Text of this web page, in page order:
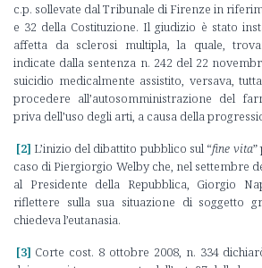
c.p. sollevate dal Tribunale di Firenze in
e 32 della Costituzione. Il giudizio è stato
affetta da sclerosi multipla, la quale,
indicate dalla sentenza n. 242 del 22
suicidio medicalmente assistito, versava,
procedere all’autosomministrazione del
priva dell’uso degli arti, a causa della
[2] L’inizio del dibattito pubblico sul “fine vita”
caso di Piergiorgio Welby che, nel settembre
al Presidente della Repubblica, Giorgio
riflettere sulla sua situazione di soggetto
chiedeva l’eutanasia.
[3] Corte cost. 8 ottobre 2008, n. 334